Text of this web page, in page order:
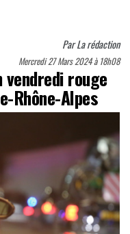
ParLa rédaction
Mercredi 27 Mars 2024 à 18h08
vendredi rouge
Rhône-Alpes